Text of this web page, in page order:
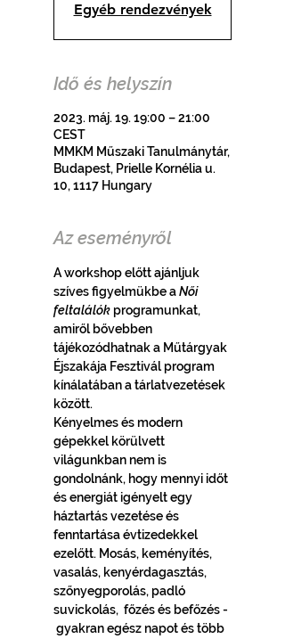
Egyéb rendezvények
Idő és helyszín
2023. máj. 19. 19:00 – 21:00
CEST
MMKM Műszaki Tanulmánytár,
Budapest, Prielle Kornélia u.
10, 1117 Hungary
Az eseményről
A workshop előtt ajánljuk
szíves figyelmükbe a Női
feltalálók programunkat,
amiről bővebben
tájékozódhatnak a Műtárgyak
Éjszakája Fesztivál program
kínálatában a tárlatvezetések
között.
Kényelmes és modern
gépekkel körülvett
világunkban nem is
gondolnánk, hogy mennyi időt
és energiát igényelt egy
háztartás vezetése és
fenntartása évtizedekkel
ezelőtt. Mosás, keményítés,
vasalás, kenyérdagasztás,
szőnyegporolás, padló
suvickolás,  főzés és befőzés -
gyakran egész napot és több